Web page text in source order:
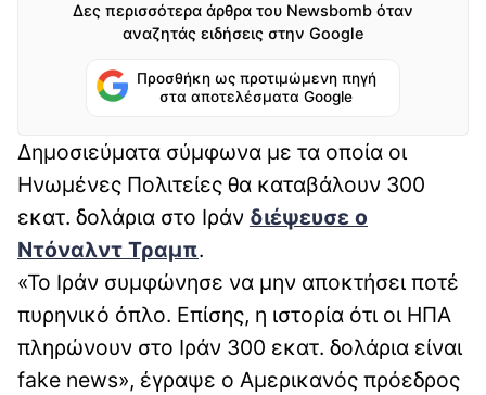
Δες περισσότερα άρθρα του Newsbomb όταν
αναζητάς ειδήσεις στην Google
Προσθήκη ως προτιμώμενη πηγή
στα αποτελέσματα Google
Δημοσιεύματα σύμφωνα με τα οποία οι
Ηνωμένες Πολιτείες θα καταβάλουν 300
εκατ. δολάρια στο Ιράν διέψευσε ο
Ντόναλντ Τραμπ.
«Το Ιράν συμφώνησε να μην αποκτήσει ποτέ
πυρηνικό όπλο. Επίσης, η ιστορία ότι οι ΗΠΑ
πληρώνουν στο Ιράν 300 εκατ. δολάρια είναι
fake news», έγραψε ο Αμερικανός πρόεδρος